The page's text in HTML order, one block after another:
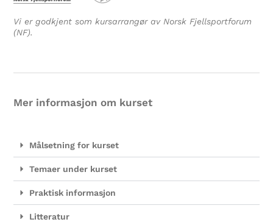
Vi er godkjent som kursarrangør av Norsk Fjellsportforum
(NF).
Mer informasjon om kurset
Målsetning for kurset
Temaer under kurset
Praktisk informasjon
Litteratur